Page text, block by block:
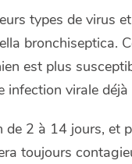
types de virus
bronchiseptica.
est plus
virale déjà
2 à 14 jours, et
toujours